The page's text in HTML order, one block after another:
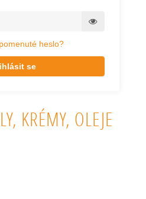
heslo?
se
KRÉMY, OLEJE